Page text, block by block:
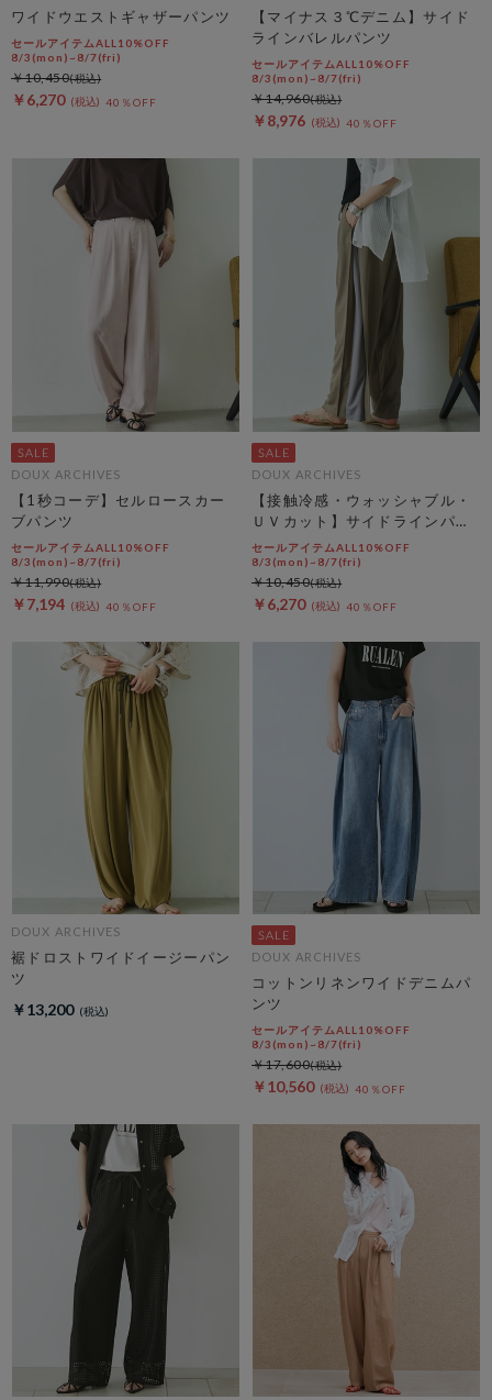
ワイドウエストギャザーパンツ
セールアイテムALL10%OFF
8/3(mon)~8/7(fri)
￥6,270 40％OFF
￥10,450
【マイナス３℃デニム】サイド
ラインバレルパンツ
セールアイテムALL10%OFF
8/3(mon)~8/7(fri)
￥8,976 40％OFF
￥14,960
DOUX ARCHIVES
【1秒コーデ】セルロースカー
ブパンツ
セールアイテムALL10%OFF
8/3(mon)~8/7(fri)
￥7,194 40％OFF
￥11,990
DOUX ARCHIVES
【接触冷感・ウォッシャブル・
ＵＶカット】サイドラインパン
ツ
セールアイテムALL10%OFF
8/3(mon)~8/7(fri)
￥6,270 40％OFF
￥10,450
DOUX ARCHIVES
裾ドロストワイドイージーパン
ツ
￥13,200
DOUX ARCHIVES
コットンリネンワイドデニムパ
ンツ
セールアイテムALL10%OFF
8/3(mon)~8/7(fri)
￥10,560 40％OFF
￥17,600